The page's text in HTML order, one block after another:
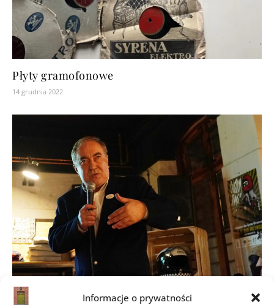
Informacje o prywatności
Płyty gramofonowe
14 grudnia 2022